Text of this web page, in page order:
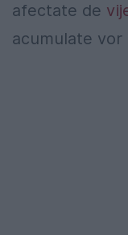
afectate de
acumulate vor